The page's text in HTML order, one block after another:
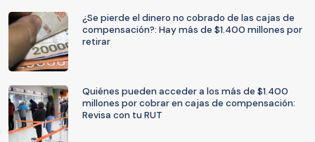
¿Se pierde el dinero no cobrado de las cajas de
compensación?: Hay más de $1.400 millones por
retirar
Quiénes pueden acceder a los más de $1.400
millones por cobrar en cajas de compensación:
Revisa con tu RUT